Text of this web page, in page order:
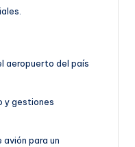
aeropuerto del país
y gestiones
para un